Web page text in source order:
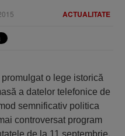
ACTUALITATE
o lege istorică
a datelor telefonice de
semnificativ politica
controversat program
de la 11 septembrie,